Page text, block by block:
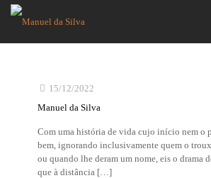
15/12/2022
Manuel da Silva
Com uma história de vida cujo início nem o
bem, ignorando inclusivamente quem o
ou quando lhe deram um nome, eis o drama
que à distância […]